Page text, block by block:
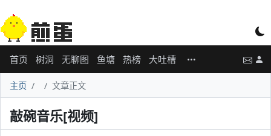
首页 树洞 无聊图 鱼塘 热榜 大吐槽
主页 文章正文
敲碗音乐[视频]